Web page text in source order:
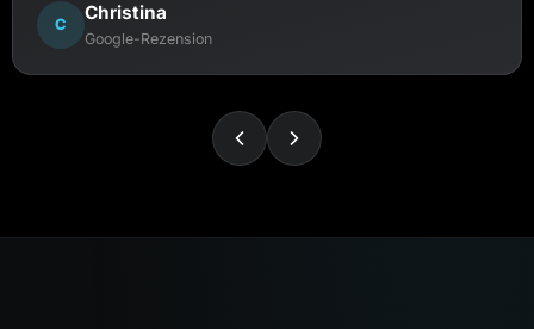
C Christina
Google-Rezension